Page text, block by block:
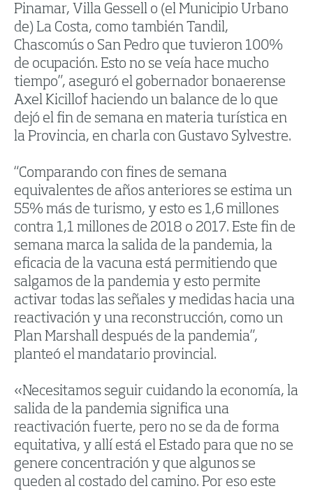
Pinamar, Villa Gessell o (el Municipio Urbano
de) La Costa, como también Tandil,
Chascomús o San Pedro que tuvieron 100%
de ocupación. Esto no se veía hace mucho
tiempo”, aseguró el gobernador bonaerense
Axel Kicillof haciendo un balance de lo que
dejó el fin de semana en materia turística en
la Provincia, en charla con Gustavo Sylvestre.
“Comparando con fines de semana
equivalentes de años anteriores se estima un
55% más de turismo, y esto es 1,6 millones
contra 1,1 millones de 2018 o 2017. Este fin de
semana marca la salida de la pandemia, la
eficacia de la vacuna está permitiendo que
salgamos de la pandemia y esto permite
activar todas las señales y medidas hacia una
reactivación y una reconstrucción, como un
Plan Marshall después de la pandemia”,
planteó el mandatario provincial.
«Necesitamos seguir cuidando la economía, la
salida de la pandemia significa una
reactivación fuerte, pero no se da de forma
equitativa, y allí está el Estado para que no se
genere concentración y que algunos se
queden al costado del camino. Por eso este